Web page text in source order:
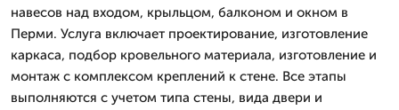
навесов над входом, крыльцом, балконом и окном в
Перми. Услуга включает проектирование, изготовление
каркаса, подбор кровельного материала, изготовление и
монтаж с комплексом креплений к стене. Все этапы
выполняются с учетом типа стены, вида двери и